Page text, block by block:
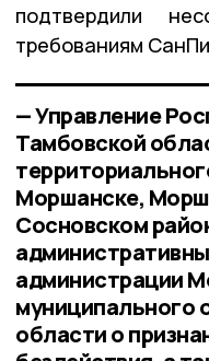
подтвердили
требованиям
— Управление
Тамбовской
Моршанске,
Сосновском
администрации
муниципального
области о